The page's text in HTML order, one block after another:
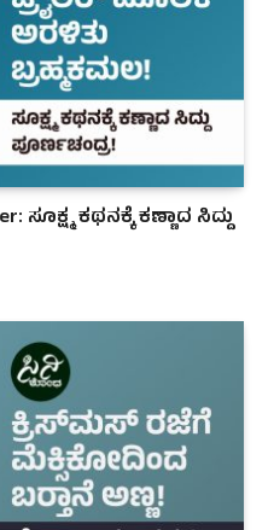
ಸೂಕ್ಷ್ಮ ಕಥನಕ್ಕೆ ಕಣ್ಣಾದ ಸಿದ್ದು